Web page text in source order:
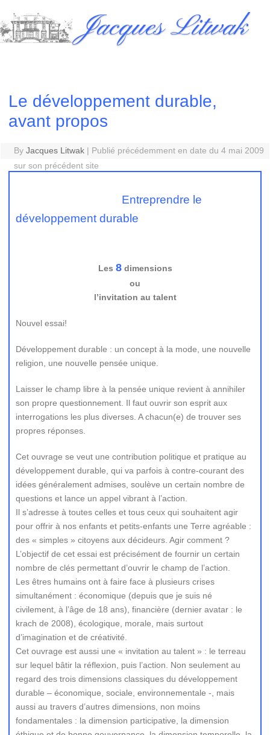
to
content
Jacques Litwak
Le développement durable,
avant propos
By Jacques Litwak | Publié précédemment en date du 4 mai 2009
sur son précédent site
Entreprendre le
développement durable
Les 8dimensions
ou
l’invitation au talent
Nouvel essai!
Développement durable : un concept à la mode, une nouvelle
religion, une nouvelle pensée unique.
Laisser le champ libre à la pensée unique revient à annihiler
son propre questionnement. Il faut ouvrir son esprit aux
interrogations les plus diverses. A chacun(e) de trouver ses
propres réponses.
Cet ouvrage se veut une contribution politique et pratique au
développement durable, qui va parfois à contre-courant des
idées généralement admises, soulève un certain nombre de
questions et lance un appel vibrant à l’action.
Il s’adresse à toutes celles et tous ceux qui souhaitent agir
pour offrir à nos enfants et petits-enfants une Terre agréable :
des « simples » citoyens aux décideurs. Agir comment ?
L’objectif de cet essai est précisément de fournir un certain
nombre de clés permettant d’ouvrir le champ de l’action.
Les êtres humains ont à faire face à plusieurs crises
simultanément : économique (depuis que je suis né
civilement, à l’âge de 18 ans), financière (dernier avatar : le
krach de 2008), écologique, morale, mais surtout
d’imagination et de créativité.
Cet ouvrage est aussi une « invitation au talent » : le terreau
sur lequel bâtir la réflexion, puis l’action. Non seulement au
regard des trois dimensions classiques du développement
durable – économique, sociale, environnementale -, mais
aussi au travers d’autres dimensions, non moins
fondamentales : la dimension participative, la dimension